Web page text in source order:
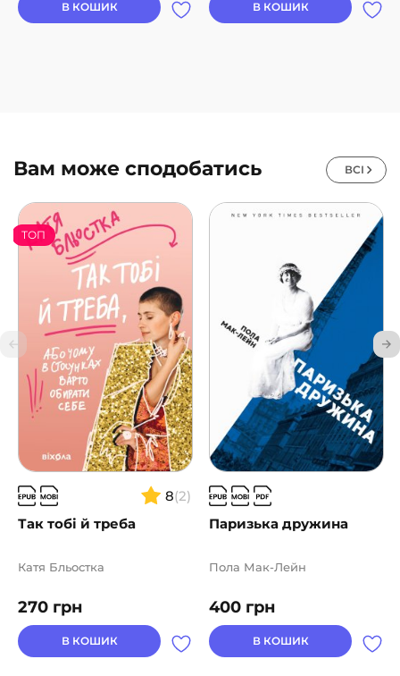
В КОШИК В КОШИК
Вам може сподобатись ВСІ
8(2)
Так тобі й треба
ТОП
270 грн
Катя Бльостка
В КОШИК
Паризька дружина
400 грн
Пола Мак-Лейн
В КОШИК